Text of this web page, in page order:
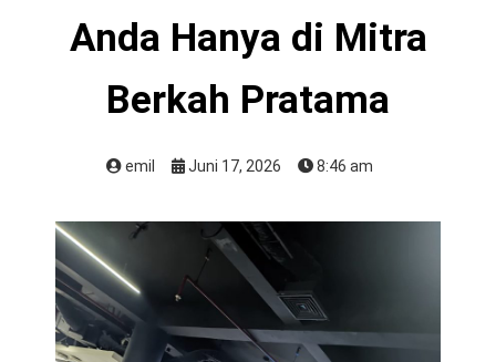
Anda Hanya di Mitra
Berkah Pratama
emil Juni 17, 2026 8:46 am